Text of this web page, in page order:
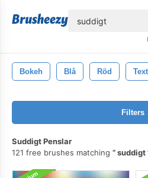
Bokeh Blå Röd
Filters
Suddigt Penslar
121 free brushes matching
suddigt